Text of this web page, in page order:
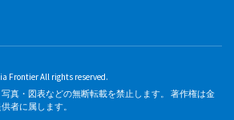
Frontier All rights reserved.
真・図表などの無断転載を禁止します。 著作権は金
者に属します。